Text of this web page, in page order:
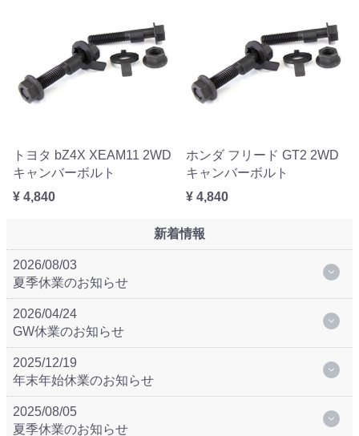
トヨタ bZ4X XEAM11 2WD
キャンバーボルト
¥ 4,840
ホンダ フリード GT2 2WD
キャンバーボルト
¥ 4,840
新着情報
2026/08/03
夏季休業のお知らせ
2026/04/24
GW休業のお知らせ
2025/12/19
年末年始休業のお知らせ
2025/08/05
夏季休業のお知らせ